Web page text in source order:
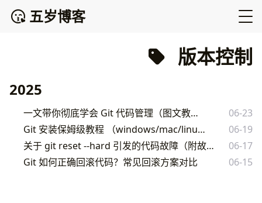
五岁博客
版本控制
2025
一文带你彻底学会 Git 代码管理（图文教程）
06-23
Git 安装保姆级教程 （windows/mac/linux）
06-19
关于 git reset --hard 引发的代码故障（附故障原因及解决方案）
06-17
Git 如何正确回滚代码？常见回滚方案对比
06-15